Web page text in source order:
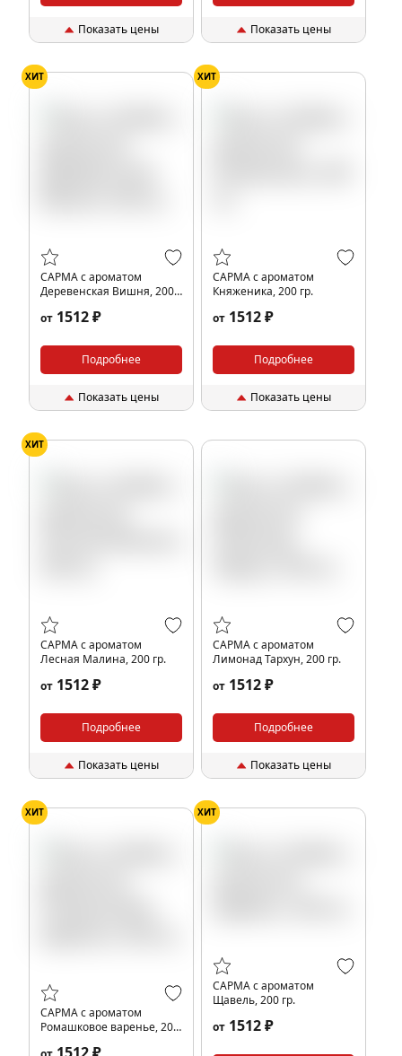
Показать цены Показать цены
ХИТ
САРМА с ароматом
Деревенская Вишня, 200
от 1512 ₽
Подробнее
Показать цены
ХИТ
САРМА с ароматом
Княженика, 200 гр.
от 1512 ₽
Подробнее
Показать цены
ХИТ
САРМА с ароматом
Лесная Малина, 200 гр.
от 1512 ₽
Подробнее
Показать цены
САРМА с ароматом
Лимонад Тархун, 200 гр.
от 1512 ₽
Подробнее
Показать цены
ХИТ
САРМА с ароматом
Ромашковое варенье, 200
ХИТ
САРМА с ароматом
Щавель, 200 гр.
от 1512 ₽